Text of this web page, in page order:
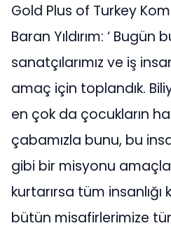
Gold Plus of Turkey
Baran Yıldırım: ‘
sanatçılarımız ve iş
amaç için toplandık.
en çok da çocukların
çabamızla bunu, bu
gibi bir misyonu
kurtarırsa tüm insanlığı
bütün misafirlerimize